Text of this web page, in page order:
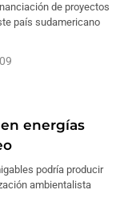
de proyectos
país sudamericano
energías
podría producir
ambientalista